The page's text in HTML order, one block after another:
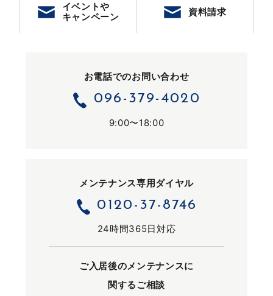
イベントや
キャンペーン
資料請求
お電話でのお問い合わせ
096-379-4020
9:00〜18:00
メンテナンス専用ダイヤル
0120-37-8746
24時間365日対応
ご入居後のメンテナンスに
関するご相談